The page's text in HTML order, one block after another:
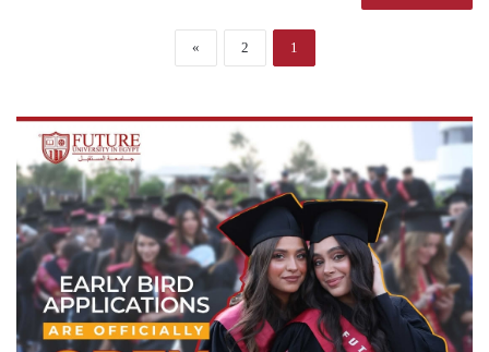
1
2
»